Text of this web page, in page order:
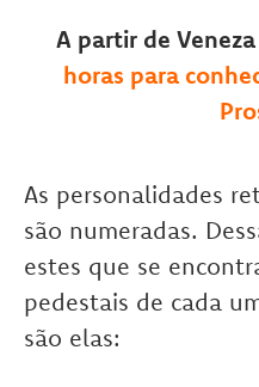
A partir de
horas para
As personalidades
são numeradas.
estes que se
pedestais de cada
são elas: